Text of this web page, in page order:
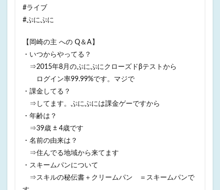
#ライブ
#ぷにぷに
【岡崎の主 への Q＆A】
・いつからやってる？
⇒2015年8月のぷにぷにクローズドβテストから
ログイン率99.99%です。マジで
・課金してる？
⇒してます。ぷにぷには課金ゲーですから
・年齢は？
⇒39歳 ± 4歳です
・名前の由来は？
⇒住んでる地域から来てます
・スキームパンについて
⇒スキルの秘伝書＋クリームパン ＝スキームパンで